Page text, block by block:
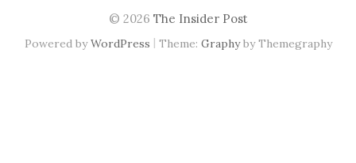
© 2026 The Insider Post
Powered byWordPress | Theme: Graphyby Themegraphy